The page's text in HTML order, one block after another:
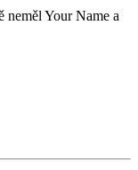
neměl Your Name a